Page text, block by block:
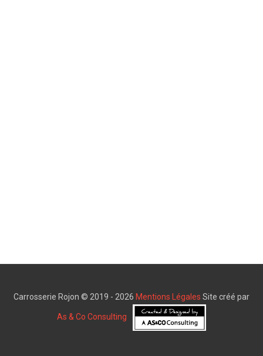
Carrosserie Rojon © 2019 - 2026 Mentions Légales Site créé par
As & Co Consulting